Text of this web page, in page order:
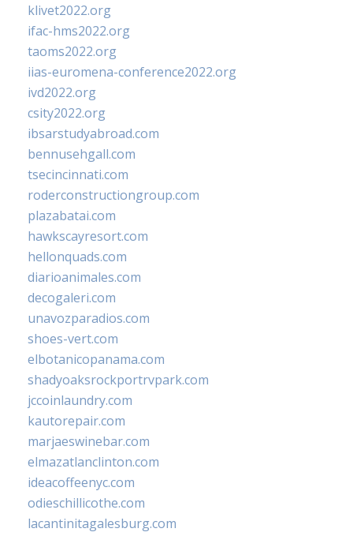
klivet2022.org
ifac-hms2022.org
taoms2022.org
iias-euromena-conference2022.org
ivd2022.org
csity2022.org
ibsarstudyabroad.com
bennusehgall.com
tsecincinnati.com
roderconstructiongroup.com
plazabatai.com
hawkscayresort.com
hellonquads.com
diarioanimales.com
decogaleri.com
unavozparadios.com
shoes-vert.com
elbotanicopanama.com
shadyoaksrockportrvpark.com
jccoinlaundry.com
kautorepair.com
marjaeswinebar.com
elmazatlanclinton.com
ideacoffeenyc.com
odieschillicothe.com
lacantinitagalesburg.com